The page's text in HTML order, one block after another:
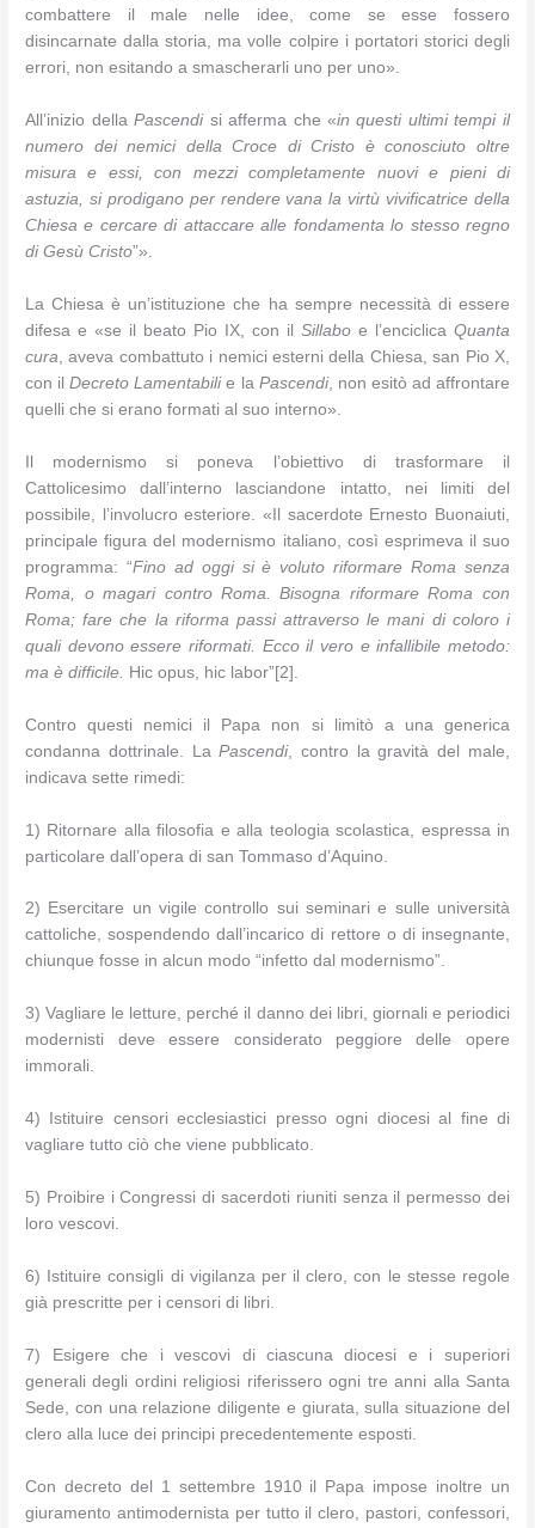
combattere il male nelle idee, come se esse fossero
disincarnate dalla storia, ma volle colpire i portatori storici degli
errori, non esitando a smascherarli uno per uno».
All’inizio dellaPascendisi afferma che «in questi ultimi tempi il
numero dei nemici della Croce di Cristo è conosciuto oltre
misura e essi, con mezzi completamente nuovi e pieni di
astuzia, si prodigano per rendere vana la virtù vivificatrice della
Chiesa e cercare di attaccare alle fondamenta lo stesso regno
di Gesù Cristo”».
La Chiesa è un’istituzione che ha sempre necessità di essere
difesa e «se il beato Pio IX, con il Sillaboe l’enciclica Quanta
cura , aveva combattuto i nemici esterni della Chiesa, san Pio X,
con ilDecreto Lamentabilie la Pascendi, non esitò ad affrontare
quelli che si erano formati al suo interno».
Il modernismo si poneva l’obiettivo di trasformare il
Cattolicesimo dall’interno lasciandone intatto, nei limiti del
possibile, l’involucro esteriore. «Il sacerdote Ernesto Buonaiuti,
principale figura del modernismo italiano, così esprimeva il suo
programma: “Fino ad oggi si è voluto riformare Roma senza
Roma, o magari contro Roma. Bisogna riformare Roma con
Roma; fare che la riforma passi attraverso le mani di coloro i
quali devono essere riformati. Ecco il vero e infallibile metodo:
ma è difficile.
Hic opus, hic labor”[2].
Contro questi nemici il Papa non si limitò a una generica
condanna dottrinale. LaPascendi, contro la gravità del male,
indicava sette rimedi:
1) Ritornare alla filosofia e alla teologia scolastica, espressa in
particolare dall’opera di san Tommaso d’Aquino.
2) Esercitare un vigile controllo sui seminari e sulle università
cattoliche, sospendendo dall’incarico di rettore o di insegnante,
chiunque fosse in alcun modo “infetto dal modernismo”.
3) Vagliare le letture, perché il danno dei libri, giornali e periodici
modernisti deve essere considerato peggiore delle opere
immorali.
4) Istituire censori ecclesiastici presso ogni diocesi al fine di
vagliare tutto ciò che viene pubblicato.
5) Proibire i Congressi di sacerdoti riuniti senza il permesso dei
loro vescovi.
6) Istituire consigli di vigilanza per il clero, con le stesse regole
già prescritte per i censori di libri.
7) Esigere che i vescovi di ciascuna diocesi e i superiori
generali degli ordini religiosi riferissero ogni tre anni alla Santa
Sede, con una relazione diligente e giurata, sulla situazione del
clero alla luce dei principi precedentemente esposti.
Con decreto del 1 settembre 1910 il Papa impose inoltre un
giuramento antimodernista per tutto il clero, pastori, confessori,